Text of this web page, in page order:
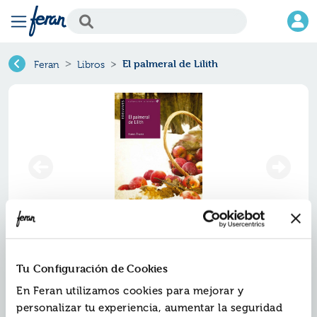
Tu Configuración de Cookies
En Feran utilizamos cookies para mejorar y
personalizar tu experiencia, aumentar la seguridad
Feran Libros El palmeral de Lilith
El palmeral de lilith
Ref.ZED-AN152
ISBN:9788414002117